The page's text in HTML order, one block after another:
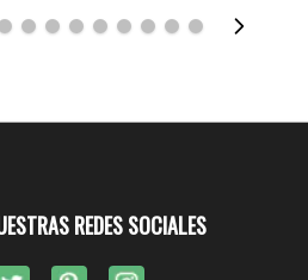
REDES SOCIALES